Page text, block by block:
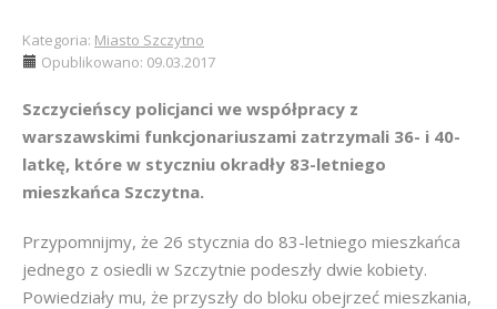
Kategoria: Miasto Szczytno
Opublikowano: 09.03.2017
Szczycieńscy policjanci we współpracy z
warszawskimi funkcjonariuszami zatrzymali 36- i 40-
latkę, które w styczniu okradły 83-letniego
mieszkańca Szczytna.
Przypomnijmy, że 26 stycznia do 83-letniego mieszkańca
jednego z osiedli w Szczytnie podeszły dwie kobiety.
Powiedziały mu, że przyszły do bloku obejrzeć mieszkania,